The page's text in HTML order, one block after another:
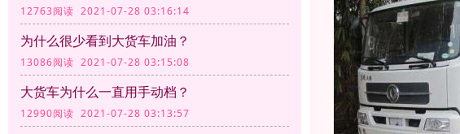
12763阅读 2021-07-28 03:16:14
为什么很少看到大货车加油？
13086阅读 2021-07-28 03:15:08
大货车为什么一直用手动档？
12990阅读 2021-07-28 03:13:57